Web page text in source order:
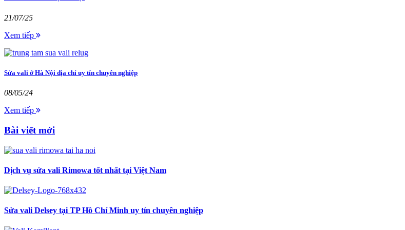
21/07/25
Xem tiếp
Sửa vali ở Hà Nội địa chỉ uy tín chuyên nghiệp
08/05/24
Xem tiếp
Bài viết mới
Dịch vụ sửa vali Rimowa tốt nhất tại Việt Nam
Sửa vali Delsey tại TP Hồ Chí Minh uy tín chuyên nghiệp